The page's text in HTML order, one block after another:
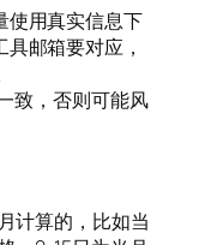
使用真实信息下
邮箱要对应，
致，否则可能风
计算的，比如当